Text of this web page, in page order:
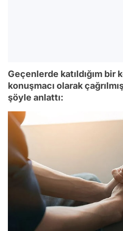
Geçenlerde katıldığım bir
konuşmacı olarak
şöyle anlattı: